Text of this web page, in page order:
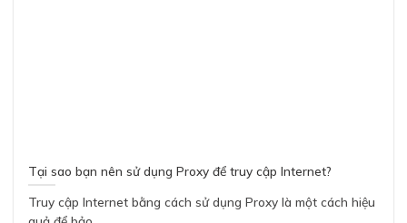
Tại sao bạn nên sử dụng Proxy để truy cập Internet?
Truy cập Internet bằng cách sử dụng Proxy là một cách hiệu